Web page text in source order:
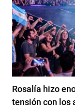
Rosalía hizo
tensión con los